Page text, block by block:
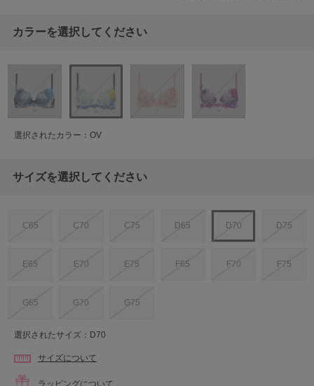
カラーを選択してください
選択されたカラー：OV
サイズを選択してください
C65 C70 C75 D65 D70 D75
E65 E70 E75 F65 F70 F75
G65 G70 G75
選択されたサイズ：D70
サイズについて
ラッピングについて